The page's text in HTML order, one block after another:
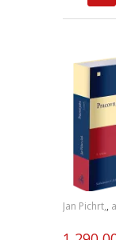
Jan Pichrt,,